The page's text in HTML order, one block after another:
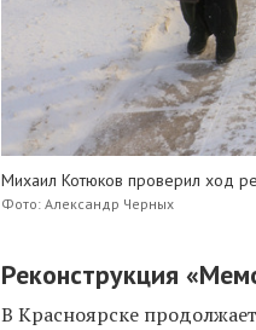
Михаил Котюков проверил ход
Фото: Александр Черных
Реконструкция
В Красноярске